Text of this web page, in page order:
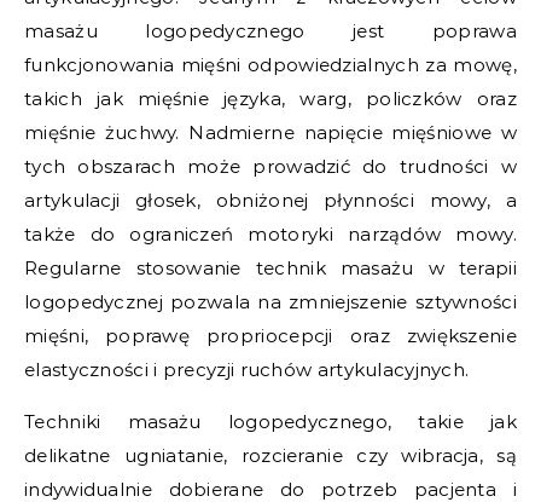
masażu logopedycznego jest poprawa
funkcjonowania mięśni odpowiedzialnych za mowę,
takich jak mięśnie języka, warg, policzków oraz
mięśnie żuchwy. Nadmierne napięcie mięśniowe w
tych obszarach może prowadzić do trudności w
artykulacji głosek, obniżonej płynności mowy, a
także do ograniczeń motoryki narządów mowy.
Regularne stosowanie technik masażu w terapii
logopedycznej pozwala na zmniejszenie sztywności
mięśni, poprawę propriocepcji oraz zwiększenie
elastyczności i precyzji ruchów artykulacyjnych.
Techniki masażu logopedycznego, takie jak
delikatne ugniatanie, rozcieranie czy wibracja, są
indywidualnie dobierane do potrzeb pacjenta i